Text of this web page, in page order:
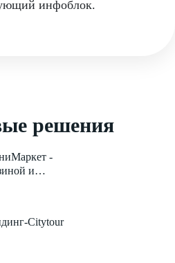
инфоблок.
решения
-
и
Citytour